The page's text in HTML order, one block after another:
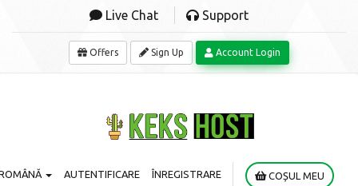
Live Chat Support
Offers Sign Up Account Login
AUTENTIFICARE ÎNREGISTRARE COȘUL MEU